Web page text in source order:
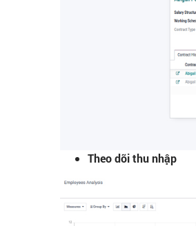
Theo dõi thu nhập